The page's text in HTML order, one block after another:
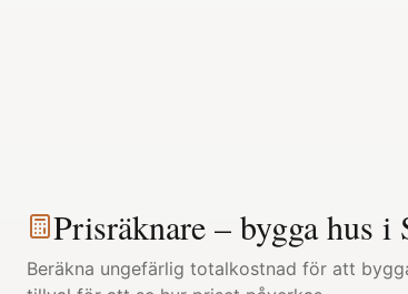
Prisräknare – bygga hus i
Beräkna ungefärlig totalkostnad för att